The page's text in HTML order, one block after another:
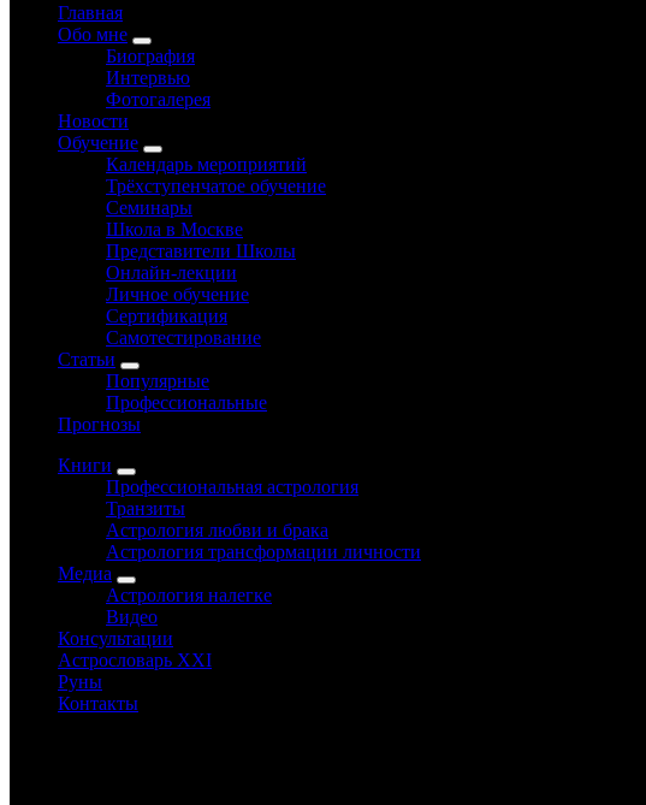
Главная
Обо мне
Биография
Интервью
Фотогалерея
Новости
Обучение
Календарь мероприятий
Трёхступенчатое обучение
Семинары
Школа в Москве
Представители Школы
Онлайн-лекции
Личное обучение
Сертификация
Самотестирование
Статьи
Популярные
Профессиональные
Прогнозы
Книги
Профессиональная астрология
Транзиты
Астрология любви и брака
Астрология трансформации личности
Медиа
Астрология налегке
Видео
Консультации
Астрословарь XXI
Руны
Контакты